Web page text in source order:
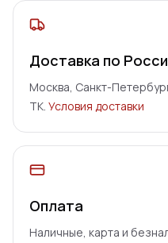
Доставка по
Москва, Санкт-
ТК. Условия доставки
Оплата
Наличные, карта и